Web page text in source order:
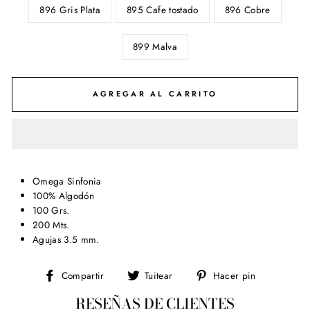
896 Gris Plata 895 Cafe tostado 896 Cobre
899 Malva
AGREGAR AL CARRITO
Omega Sinfonia
100% Algodón
100 Grs.
200 Mts.
Agujas 3.5 mm.
Compartir
Compartir
Facebook
Tuitear
Tuitear
Twitter
Hacer pin
RESEÑAS DE CLIENTES